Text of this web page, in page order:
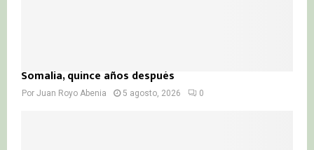
Somalia, quince años después
Por Juan Royo Abenia 5 agosto, 2026 0